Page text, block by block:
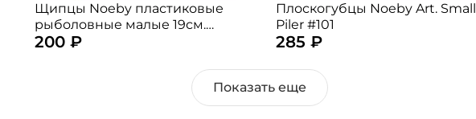
Щипцы Noeby пластиковые
рыболовные малые 19см.
(цвет: случайный)
200 ₽
Плоскогубцы Noeby Art. Small
Piler #101
285 ₽
Показать еще